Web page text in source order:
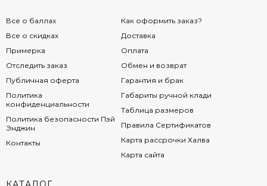
Все о баллах
Все о скидках
Примерка
Отследить заказ
Публичная оферта
Политика
конфиденциальности
Политика безопасности Пэй
Энджин
Контакты
Как оформить заказ?
Доставка
Оплата
Обмен и возврат
Гарантия и брак
Габариты ручной клади
Таблица размеров
Правила Сертификатов
Карта рассрочки Халва
Карта сайта